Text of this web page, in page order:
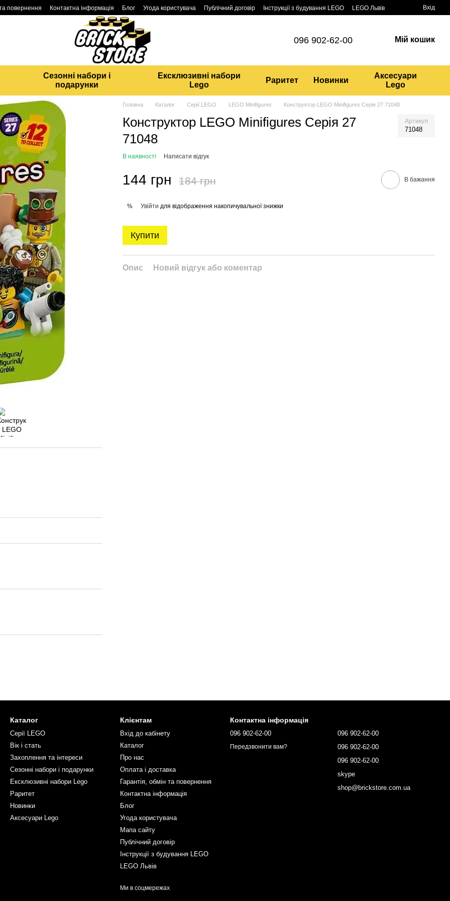
повернення Контактна інформація Блог Угода користувача Публічний договір Інструкції з будування LEGO LEGO Львів Вхід
096 902-62-00 Мій кошик
Сезонні набори і
подарунки
Ексклюзивні набори
Lego
Раритет Новинки
Аксесуари
Lego
Головна Каталог Серії LEGO LEGO Minifigures Конструктор LEGO Minifigures Серія 27 71048
Конструктор LEGO Minifigures Серія 27
71048
Артикул
71048
В наявності Написати відгук
144 грн 184 грн В бажання
% Увійти для відображення накопичувальної знижки
Купити
Опис Новий відгук або коментар
Каталог
Серії LEGO
Вік і стать
Захоплення та інтереси
Сезонні набори і подарунки
Ексклюзивні набори Lego
Раритет
Новинки
Аксесуари Lego
Клієнтам
Вхід до кабінету
Каталог
Про нас
Оплата і доставка
Гарантія, обмін та повернення
Контактна інформація
Блог
Угода користувача
Мапа сайту
Публічний договір
Інструкції з будування LEGO
LEGO Львів
Ми в соцмережах
Контактна інформація
096 902-62-00
Передзвонити вам?
096 902-62-00
096 902-62-00
096 902-62-00
skype
shop@brickstore.com.ua